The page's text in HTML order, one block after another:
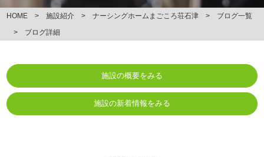
HOME 施設紹介 ナーシングホームまごころ荘石津
ブログ一覧
ブログ詳細
施設の概要をみる
施設の新着情報をみる